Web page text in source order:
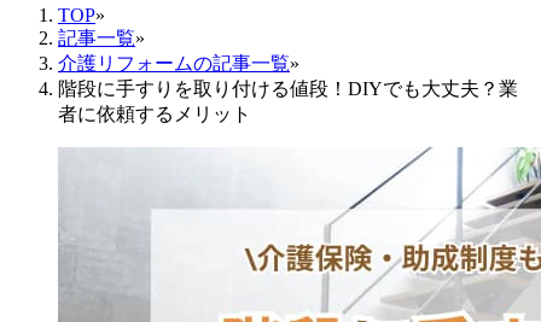
TOP»
記事一覧»
介護リフォームの記事一覧»
階段に手すりを取り付ける値段！DIYでも大丈夫？業
者に依頼するメリット